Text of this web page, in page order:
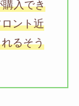
入でき
ント近
るそう